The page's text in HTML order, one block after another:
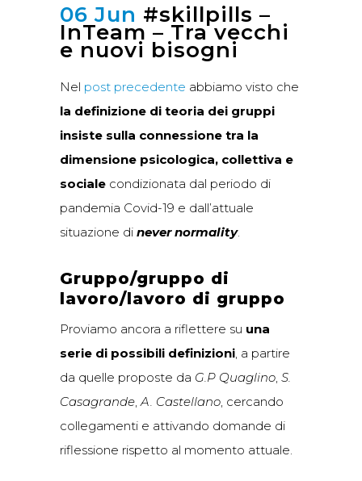
06 Jun #skillpills –
InTeam – Tra vecchi
e nuovi bisogni
Nel post precedente abbiamo visto che
la definizione di teoria dei gruppi
insiste sulla connessione tra la
dimensione psicologica, collettiva e
sociale condizionata dal periodo di
pandemia Covid-19 e dall’attuale
situazione di never normality.
Gruppo/gruppo di
lavoro/lavoro di gruppo
Proviamo ancora a riflettere su una
serie di possibili definizioni , a partire
da quelle proposte da G.P Quaglino S.
Casagrande A. Castellano , cercando
collegamenti e attivando domande di
riflessione rispetto al momento attuale.